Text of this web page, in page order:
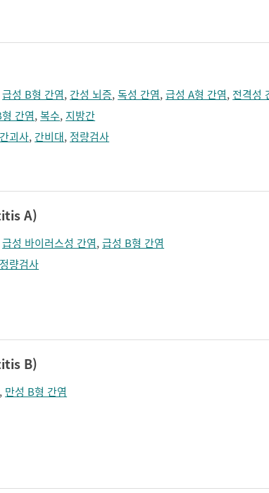
급성 B형 간염, 간성 뇌증,독성 간염,급성 A형 간염, 전격성
간염,복수, 지방간
괴사, 간비대, 정량검사
A)
급성 바이러스성 간염,급성 B형 간염
정량검사
B)
, 만성 B형 간염